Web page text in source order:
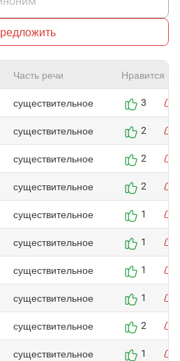
Часть речи Нравится
существительное 3
существительное 2
существительное 2
существительное 2
существительное 1
существительное 1
существительное 1
существительное 1
существительное 2
существительное 1